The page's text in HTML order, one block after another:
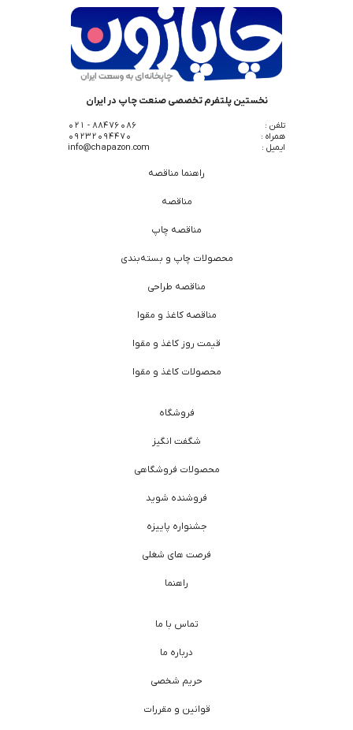
نخستین پلتفرم تخصصی صنعت چاپ در ایران
تلفن :
88476086 - 021
همراه :
09232094470
ایمیل :
info@chapazon.com
راهنما مناقصه
مناقصه
مناقصه چاپ
محصولات چاپ و بسته‌بندی
مناقصه طراحی
مناقصه کاغذ و مقوا
قیمت روز کاغذ و مقوا
محصولات کاغذ و مقوا
فروشگاه
شگفت انگیز
محصولات فروشگاهی
فروشنده شوید
جشنواره پاییزه
فرصت های شغلی
راهنما
تماس با ما
درباره ما
حریم شخصی
قوانین و مقررات